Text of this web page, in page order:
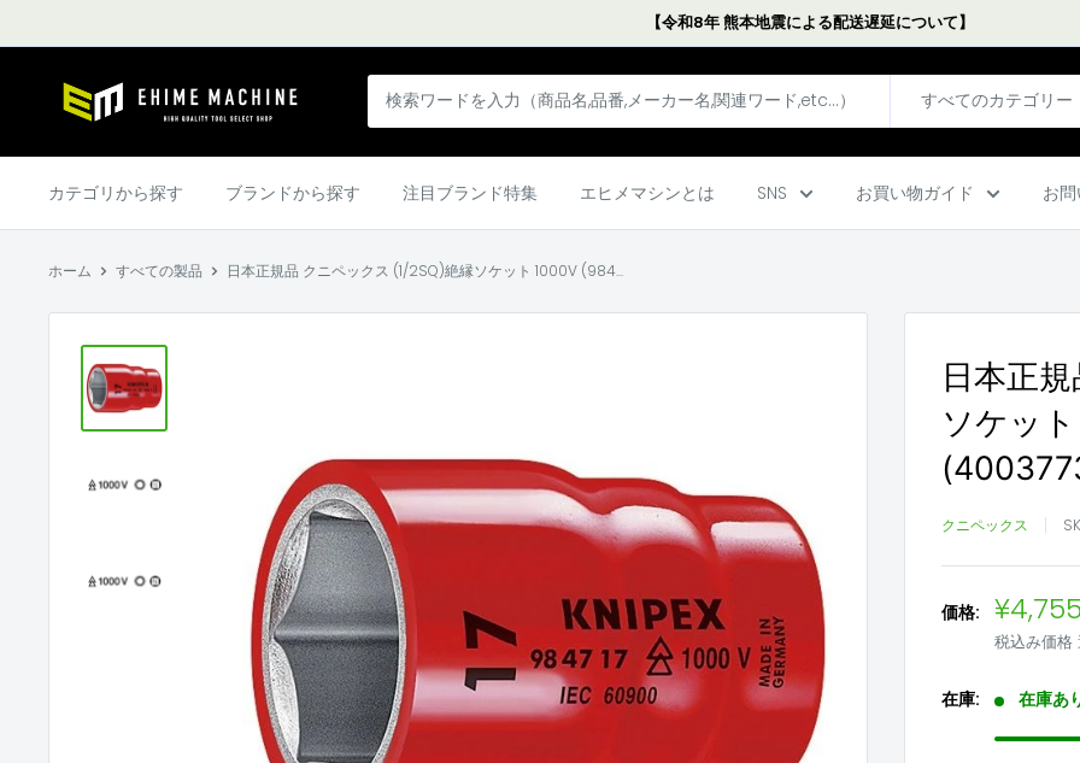
ン
キ
【令和8年 熊本地震による配送遅延について】
エ
ヒ
本
すべてのカテゴリー
カテゴリから探す ブランドから探す 注目ブランド特集 エヒメマシンとは SNS お買い物ガイド お
ホーム すべての製品 日本正規品 クニペックス (1/2SQ)絶縁ソケット 1000V (984...
日本正
ソケッ
クニペックス
価格: 販
売
価
格
税込み価格
在庫: 在庫あ